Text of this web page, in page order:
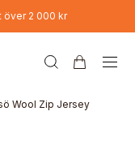
över 2 000 kr
Wool Zip Jersey